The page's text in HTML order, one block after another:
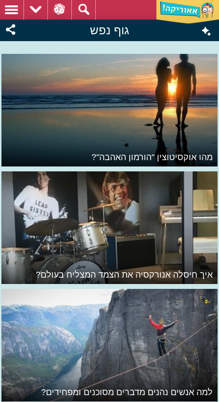
גוף נפש
מהו אוקסיטוצין "הורמון האהבה"?
איך חיסלה אנורקסיה את הצמד המצליח בעולם?
למה אנשים נהנים מדברים מסוכנים ומפחידים?